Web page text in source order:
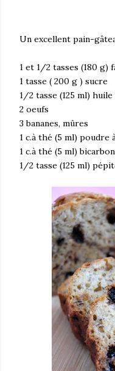
Un excellent pain-
1 et 1/2 tasses (180 g)
1 tasse ( 200 g ) sucre
1/2 tasse (125 ml)
2 oeufs
3 bananes, mûres
1 c.à thé (5 ml) poudre
1 c.à thé (5 ml)
1/2 tasse (125 ml)